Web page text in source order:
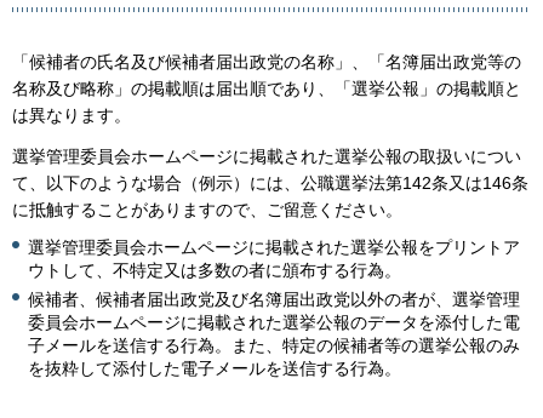
「候補者の氏名及び候補者届出政党の名称」、「名簿届出政党等の
名称及び略称」の掲載順は届出順であり、「選挙公報」の掲載順と
は異なります。
選挙管理委員会ホームページに掲載された選挙公報の取扱いについ
て、以下のような場合（例示）には、公職選挙法第142条又は146条
に抵触することがありますので、ご留意ください。
選挙管理委員会ホームページに掲載された選挙公報をプリントア
ウトして、不特定又は多数の者に頒布する行為。
候補者、候補者届出政党及び名簿届出政党以外の者が、選挙管理
委員会ホームページに掲載された選挙公報のデータを添付した電
子メールを送信する行為。また、特定の候補者等の選挙公報のみ
を抜粋して添付した電子メールを送信する行為。